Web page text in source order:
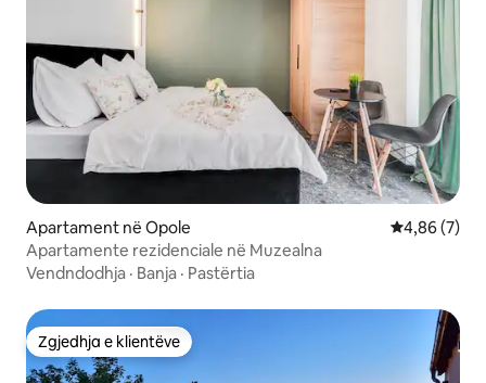
Apartament në Opole Vlerësimi
4,86 (7)
Apartamente rezidenciale në Muzealna
Vendndodhja · Banja · Pastërtia
Zgjedhja e klientëve
Zgjedhja e klientëve